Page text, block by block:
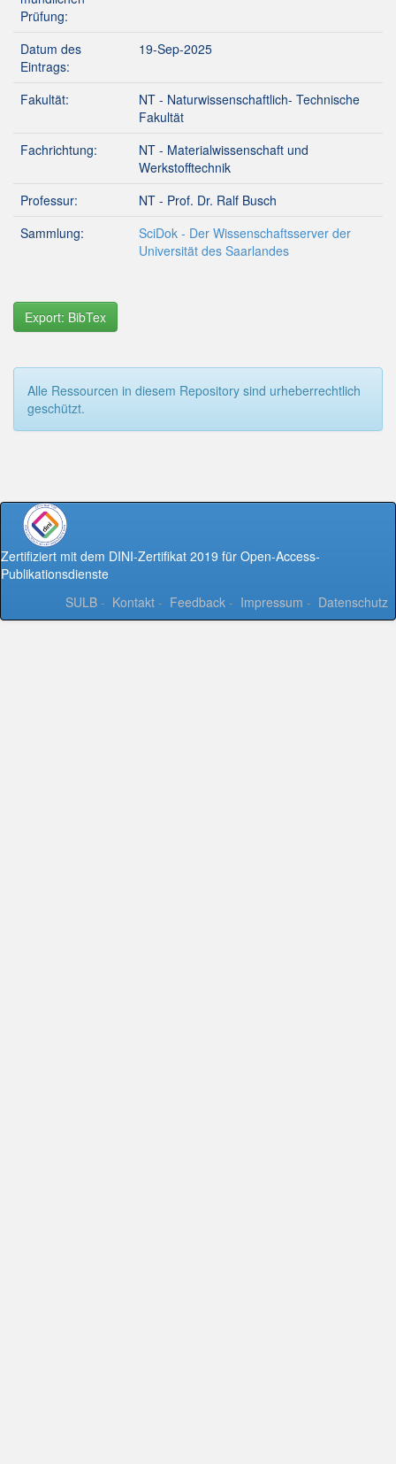
Prüfung:
Datum des
Eintrags:
19-Sep-2025
Fakultät:
NT - Naturwissenschaftlich- Technische
Fakultät
Fachrichtung:
NT - Materialwissenschaft und
Werkstofftechnik
Professur:
NT - Prof. Dr. Ralf Busch
Sammlung:
SciDok - Der Wissenschaftsserver der
Universität des Saarlandes
Export: BibTex
Alle Ressourcen in diesem Repository sind urheberrechtlich
geschützt.
Zertifiziert mit dem DINI-Zertifikat 2019 für Open-Access-
Publikationsdienste
SULB - Kontakt - Feedback - Impressum - Datenschutz